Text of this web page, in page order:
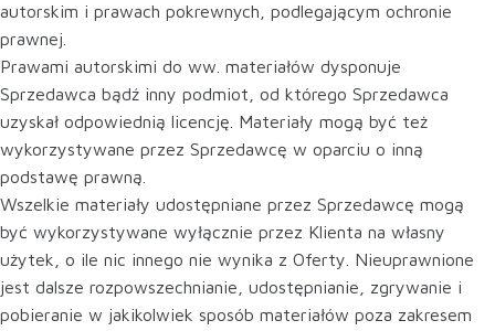
autorskim i prawach pokrewnych, podlegającym ochronie
prawnej.
Prawami autorskimi do ww. materiałów dysponuje
Sprzedawca bądź inny podmiot, od którego Sprzedawca
uzyskał odpowiednią licencję. Materiały mogą być też
wykorzystywane przez Sprzedawcę w oparciu o inną
podstawę prawną.
Wszelkie materiały udostępniane przez Sprzedawcę mogą
być wykorzystywane wyłącznie przez Klienta na własny
użytek, o ile nic innego nie wynika z Oferty. Nieuprawnione
jest dalsze rozpowszechnianie, udostępnianie, zgrywanie i
pobieranie w jakikolwiek sposób materiałów poza zakresem